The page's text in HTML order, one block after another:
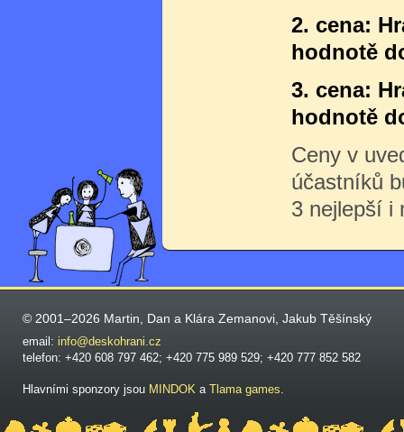
2. cena:
hodnotě
3. cena:
hodnotě
Ceny v
účastníků
3 nejlepší i
© 2001–2026 Martin, Dan a Klára Zemanovi, Jakub Těšínský
email: info@deskohrani.cz
telefon: +420 608 797 462; +420 775 989 529; +420 777 852 582
Hlavními sponzory jsou MINDOK a Tlama games.